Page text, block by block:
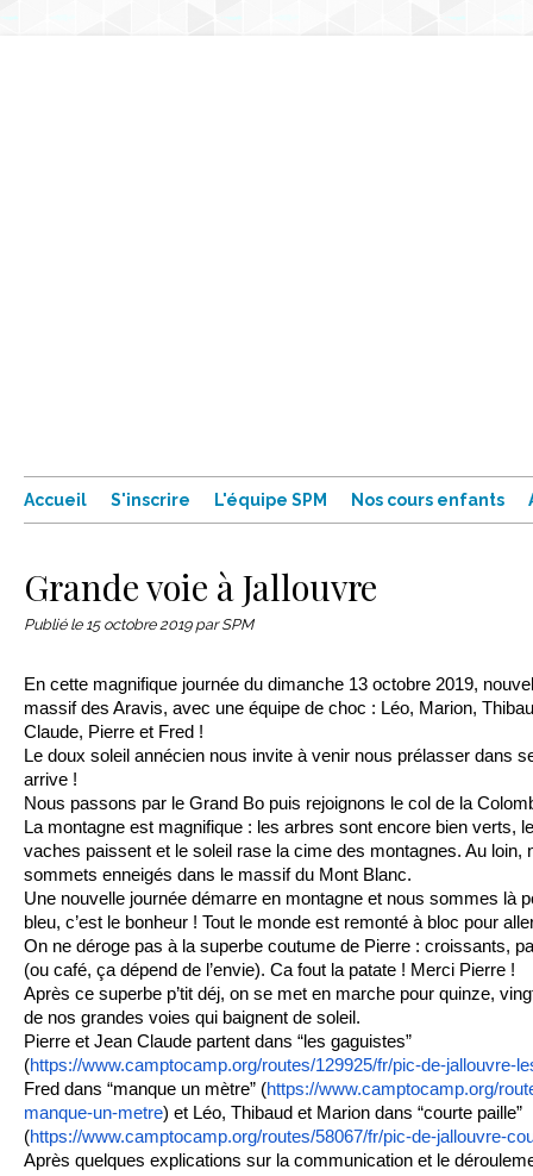
Accueil S'inscrire L'équipe SPM Nos cours enfants
Grande voie à Jallouvre
Publié le 15 octobre 2019 par SPM
En cette magnifique journée du dimanche 13 octobre 2019,
massif des Aravis, avec une équipe de choc : Léo, Marion,
Claude, Pierre et Fred !
Le doux soleil annécien nous invite à venir nous prélasser dans
arrive !
Nous passons par le Grand Bo puis rejoignons le col de la
La montagne est magnifique : les arbres sont encore bien verts,
vaches paissent et le soleil rase la cime des montagnes. Au loin,
sommets enneigés dans le massif du Mont Blanc.
Une nouvelle journée démarre en montagne et nous sommes là
bleu, c’est le bonheur ! Tout le monde est remonté à bloc pour
On ne déroge pas à la superbe coutume de Pierre : croissants,
(ou café, ça dépend de l’envie). Ca fout la patate ! Merci Pierre !
Après ce superbe p’tit déj, on se met en marche pour quinze,
de nos grandes voies qui baignent de soleil.
Pierre et Jean Claude partent dans “les gaguistes”
(https://www.camptocamp.org/routes/129925/fr/pic-de-jallouvre-
Fred dans “manque un mètre” (https://www.camptocamp.org/
manque-un-metre) et Léo, Thibaud et Marion dans “courte paille”
(https://www.camptocamp.org/routes/58067/fr/pic-de-jallouvre-
Après quelques explications sur la communication et le